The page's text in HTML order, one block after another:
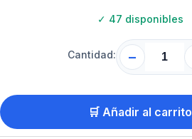
✓ 47 disponibles
Cantidad: −
🛒 Añadir al carrito